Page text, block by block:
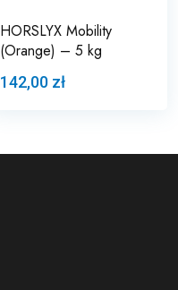
HORSLYX Mobility
(Orange) – 5 kg
142,00 zł